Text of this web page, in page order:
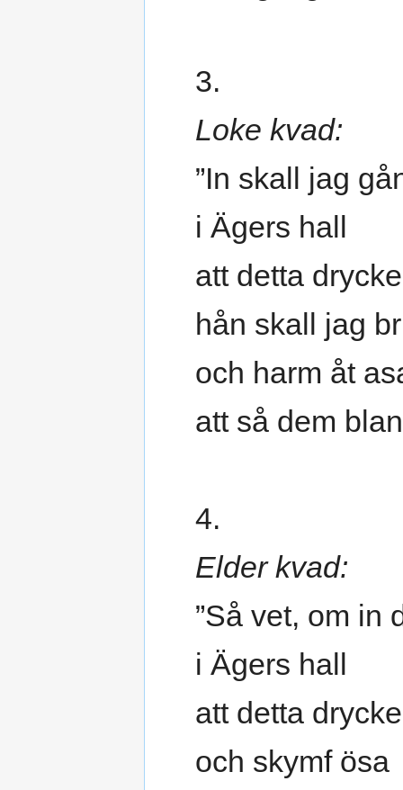
3.
Loke kvad:
”In skall jag
i Ägers hall
att detta
hån skall jag
och harm åt
att så dem
4.
Elder kvad:
”Så vet, om in
i Ägers hall
att detta
och skymf ösa